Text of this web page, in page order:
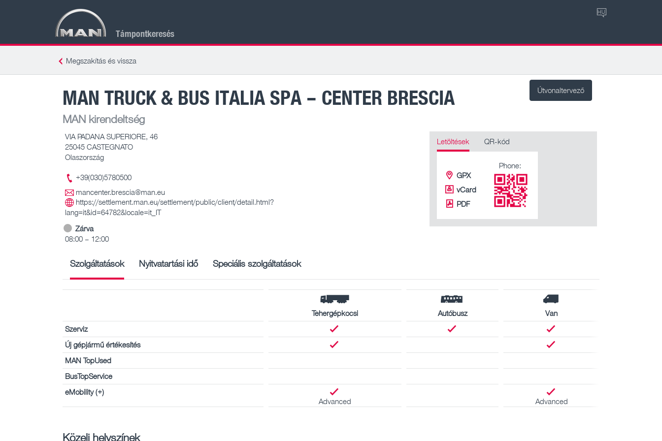
Támpontkeresés
HU
Megszakítás és vissza
Útvonaltervező
MAN TRUCK & BUS ITALIA SPA – CENTER BRESCIA
MAN kirendeltség
VIA PADANA SUPERIORE, 46
25045 CASTEGNATO
Olaszország
+39(030)5780500
mancenter.brescia@man.eu
https://settlement.man.eu/settlement/public/client/detail.html?
lang=it&id=64782&locale=it_IT
Zárva
08:00 – 12:00
Letöltések QR-kód
GPX
vCard
PDF
Phone:
Szolgáltatások Nyitvatartási idő Speciális szolgáltatások
Tehergépkocsi Autóbusz
Van
Szerviz
Új gépjármű értékesítés
MAN TopUsed
BusTopService
eMobility (+)
Advanced
Advanced
Közeli helyszínek